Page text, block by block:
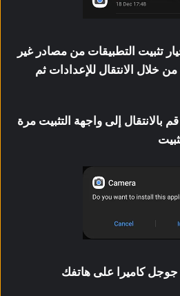
تثبيت التطبيقات من مصادر غير
خلال الانتقال للإعدادات ثم
بالانتقال إلى واجهة التثبيت مرة
جوجل كاميرا على هاتفك